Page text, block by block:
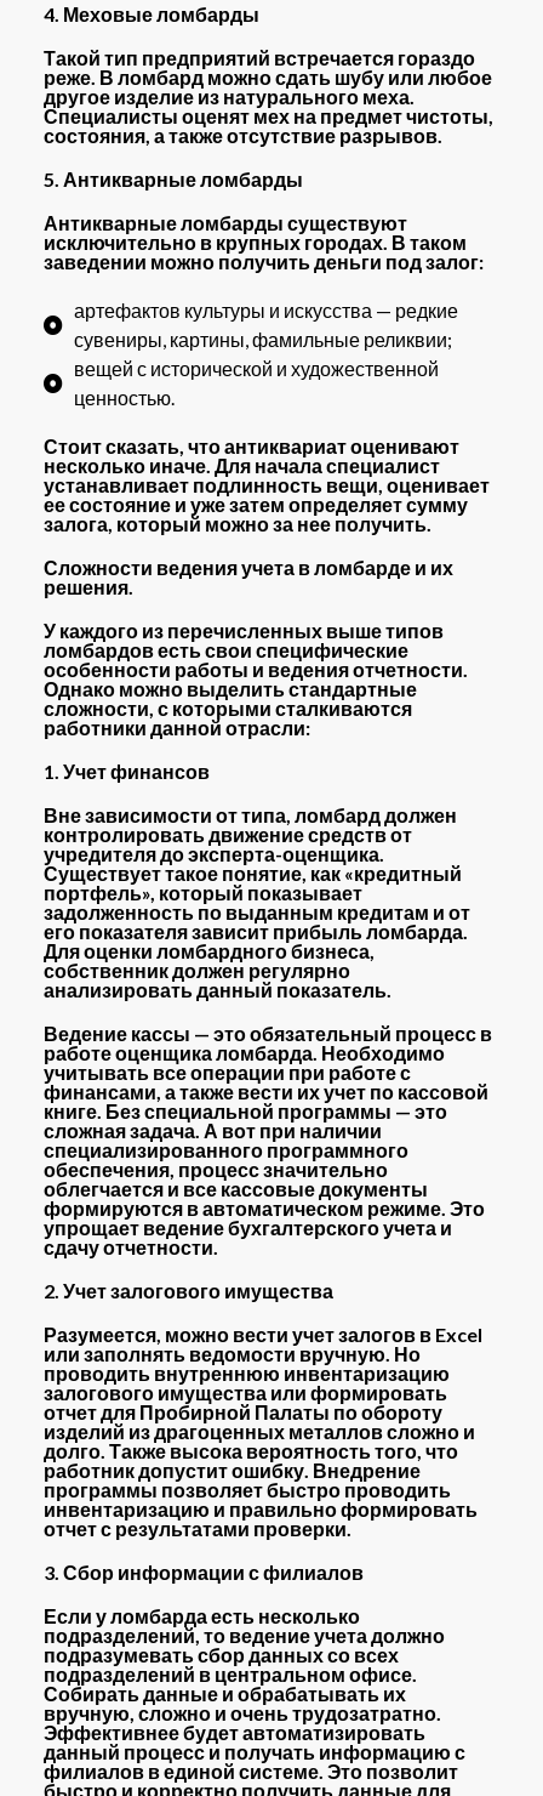
4. Меховые ломбарды
Такой тип предприятий встречается гораздо
реже. В ломбард можно сдать шубу или любое
другое изделие из натурального меха.
Специалисты оценят мех на предмет чистоты,
состояния, а также отсутствие разрывов.
5. Антикварные ломбарды
Антикварные ломбарды существуют
исключительно в крупных городах. В таком
заведении можно получить деньги под залог:
артефактов культуры и искусства — редкие
сувениры, картины, фамильные реликвии;
вещей с исторической и художественной
ценностью.
Стоит сказать, что антиквариат оценивают
несколько иначе. Для начала специалист
устанавливает подлинность вещи, оценивает
ее состояние и уже затем определяет сумму
залога, который можно за нее получить.
Сложности ведения учета в ломбарде и их
решения.
У каждого из перечисленных выше типов
ломбардов есть свои специфические
особенности работы и ведения отчетности.
Однако можно выделить стандартные
сложности, с которыми сталкиваются
работники данной отрасли:
1. Учет финансов
Вне зависимости от типа, ломбард должен
контролировать движение средств от
учредителя до эксперта-оценщика.
Существует такое понятие, как «кредитный
портфель», который показывает
задолженность по выданным кредитам и от
его показателя зависит прибыль ломбарда.
Для оценки ломбардного бизнеса,
собственник должен регулярно
анализировать данный показатель.
Ведение кассы — это обязательный процесс в
работе оценщика ломбарда. Необходимо
учитывать все операции при работе с
финансами, а также вести их учет по кассовой
книге. Без специальной программы — это
сложная задача. А вот при наличии
специализированного программного
обеспечения, процесс значительно
облегчается и все кассовые документы
формируются в автоматическом режиме. Это
упрощает ведение бухгалтерского учета и
сдачу отчетности.
2. Учет залогового имущества
Разумеется, можно вести учет залогов в Excel
или заполнять ведомости вручную. Но
проводить внутреннюю инвентаризацию
залогового имущества или формировать
отчет для Пробирной Палаты по обороту
изделий из драгоценных металлов сложно и
долго. Также высока вероятность того, что
работник допустит ошибку. Внедрение
программы позволяет быстро проводить
инвентаризацию и правильно формировать
отчет с результатами проверки.
3. Сбор информации с филиалов
Если у ломбарда есть несколько
подразделений, то ведение учета должно
подразумевать сбор данных со всех
подразделений в центральном офисе.
Собирать данные и обрабатывать их
вручную, сложно и очень трудозатратно.
Эффективнее будет автоматизировать
данный процесс и получать информацию с
филиалов в единой системе. Это позволит
быстро и корректно получить данные для